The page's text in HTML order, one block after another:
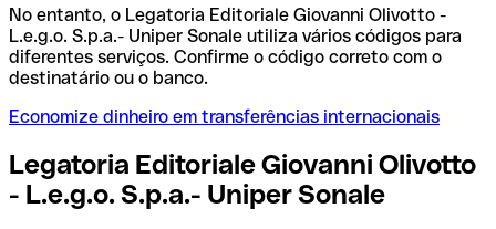
No entanto, o Legatoria Editoriale Giovanni Olivotto -
L.e.g.o. S.p.a.- Uniper Sonale utiliza vários códigos para
diferentes serviços. Confirme o código correto com o
destinatário ou o banco.
Economize dinheiro em transferências internacionais
Legatoria Editoriale Giovanni Olivotto
- L.e.g.o. S.p.a.- Uniper Sonale